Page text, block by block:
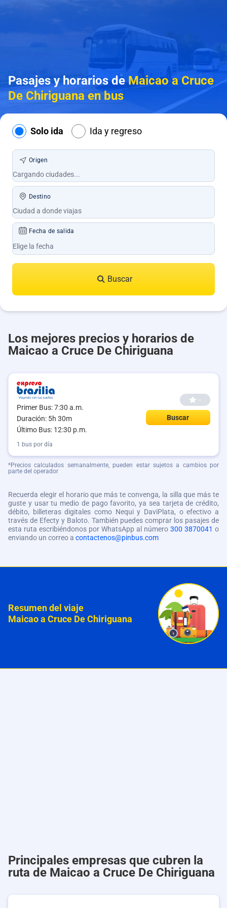
Pasajes y horarios deMaicao a Cruce
De Chiriguana en bus
Solo ida Ida y regreso
Origen
Destino
Fecha de salida
Buscar
Los mejores precios y horarios de
Maicao a Cruce De Chiriguana
Primer Bus: 7:30 a.m.
Duración: 5h 30m
Último Bus: 12:30 p.m.
--
Buscar
1 bus por día
*Precios calculados semanalmente, pueden estar sujetos a cambios por
parte del operador
Recuerda elegir el horario que más te convenga, la silla que más te
guste y usar tu medio de pago favorito, ya sea tarjeta de crédito,
débito, billeteras digitales como Nequi y DaviPlata, o efectivo a
través de Efecty y Baloto. También puedes comprar los pasajes de
esta ruta escribiéndonos por WhatsApp al número 300 3870041 o
enviando un correo a contactenos@pinbus.com
Resumen del viaje
Maicao a Cruce De Chiriguana
Principales empresas que cubren la
ruta de Maicao a Cruce De Chiriguana